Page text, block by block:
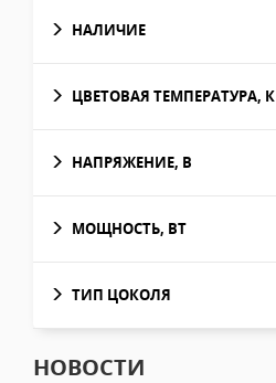
НАЛИЧИЕ
ЦВЕТОВАЯ ТЕМПЕРАТУРА, К
НАПРЯЖЕНИЕ, В
МОЩНОСТЬ, ВТ
ТИП ЦОКОЛЯ
НОВОСТИ